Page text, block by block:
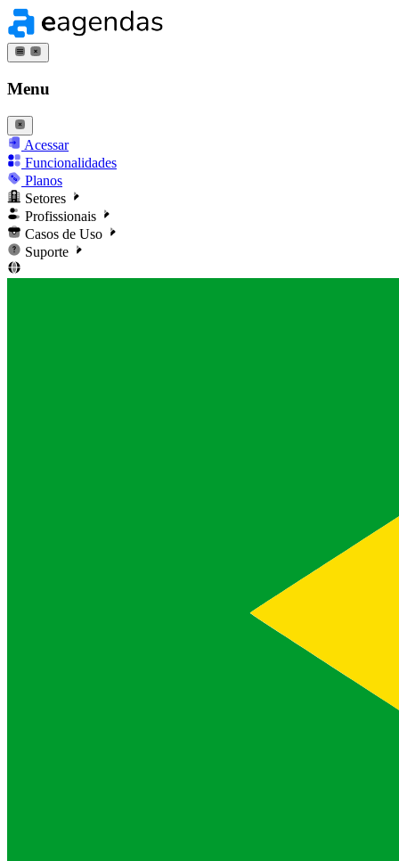
Menu
Acessar
Funcionalidades
Planos
Setores
Profissionais
Casos de Uso
Suporte